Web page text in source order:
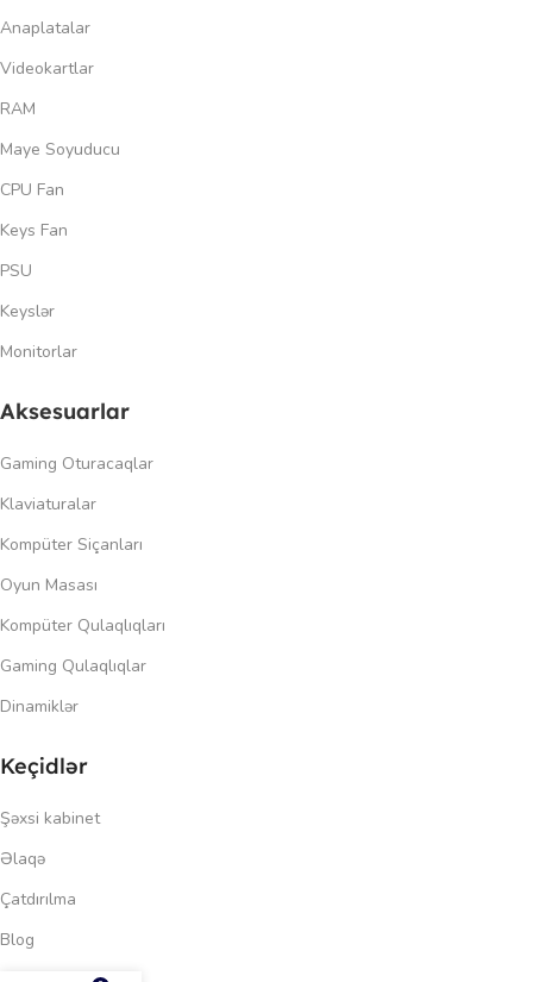
Anaplatalar
Videokartlar
RAM
Maye Soyuducu
CPU Fan
Keys Fan
PSU
Keyslər
Monitorlar
Aksesuarlar
Gaming Oturacaqlar
Klaviaturalar
Kompüter Siçanları
Oyun Masası
Kompüter Qulaqlıqları
Gaming Qulaqlıqlar
Dinamiklər
Keçidlər
Şəxsi kabinet
Əlaqə
Çatdırılma
Blog